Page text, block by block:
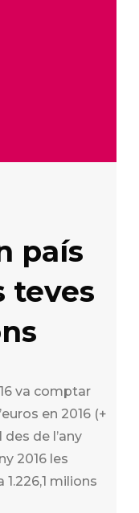
país
teves
va comptar
en 2016 (+
de l’any
2016 les
milions